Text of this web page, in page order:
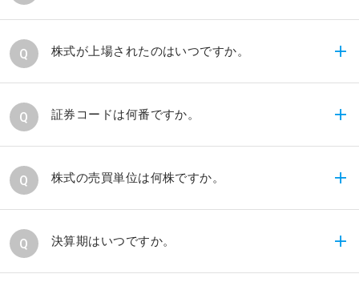
当社Webサイト内の「事業」に掲載しておりますの
株式が上場されたのはいつですか。
2023年3月27日に、東京証券取引所グロース市場に
証券コードは何番ですか。
5253です。
株式の売買単位は何株ですか。
100株単位です。
決算期はいつですか。